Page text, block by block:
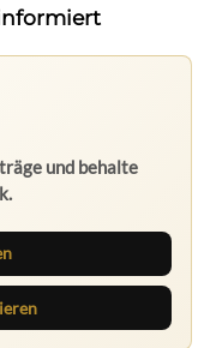
und behalte